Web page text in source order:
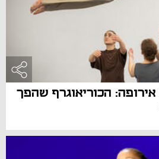
הכוריאוגרף שהפך